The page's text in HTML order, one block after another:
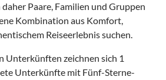
Paare, Familien und Gruppen
Kombination aus Komfort,
Reiseerlebnis suchen.
Unterkünften zeichnen sich 1
Unterkünfte mit Fünf-Sterne-